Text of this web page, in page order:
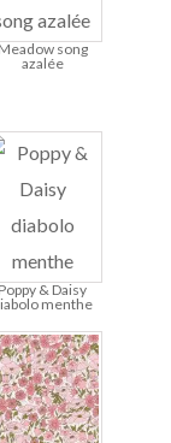
Meadow song
azalée
Poppy & Daisy
menthe